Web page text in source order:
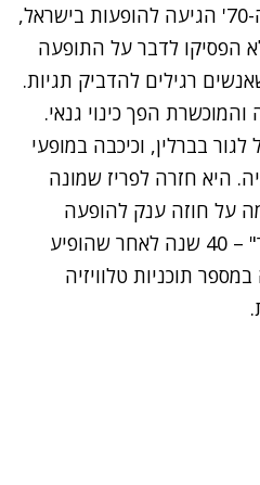
אמריקה ואקוודור. בשנות ה-70' הגיעה להופעות בישראל,
הפסיקו לדבר על התופעה
רגילים להדביק תגיות.
הפך כינוי גנאי.
לגור בברלין, וכיכבה במופעי
היא חזרה לפריז שמונה
על חוזה ענק להופעה
מחודשת של "מדאם ארתור" – 40 שנה לאחר שהופיע
תוכניות טלוויזיה